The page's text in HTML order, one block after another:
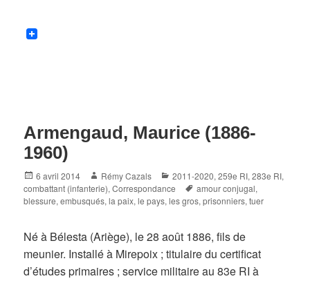
Armengaud, Maurice (1886-
1960)
Posted
on
6 avril 2014 Author
Rémy Cazals Categories
2011-2020,259e RI,283e RI,
combattant (infanterie),Correspondance Tags
amour conjugal,
blessure,embusqués,la paix,le pays,les gros,prisonniers,tuer
Né à Bélesta (Ariège), le 28 août 1886, fils de
meunier. Installé à Mirepoix ; titulaire du certificat
d’études primaires ; service militaire au 83e RI à